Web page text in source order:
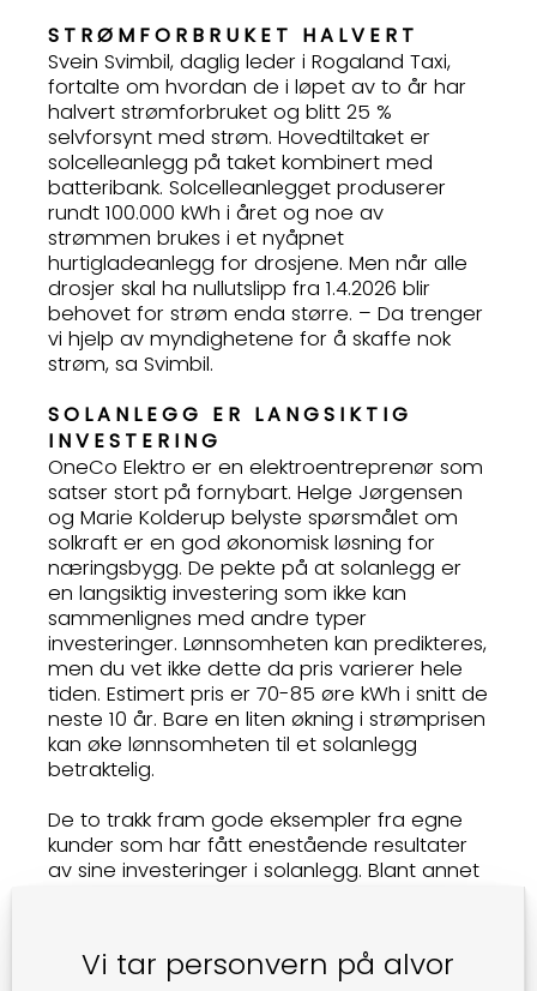
STRØMFORBRUKET HALVERT
Svein Svimbil, daglig leder i Rogaland Taxi,
fortalte om hvordan de i løpet av to år har
halvert strømforbruket og blitt 25 %
selvforsynt med strøm. Hovedtiltaket er
solcelleanlegg på taket kombinert med
batteribank. Solcelleanlegget produserer
rundt 100.000 kWh i året og noe av
strømmen brukes i et nyåpnet
hurtigladeanlegg for drosjene. Men når alle
drosjer skal ha nullutslipp fra 1.4.2026 blir
behovet for strøm enda større. – Da trenger
vi hjelp av myndighetene for å skaffe nok
strøm, sa Svimbil.
SOLANLEGG ER LANGSIKTIG
INVESTERING
OneCo Elektro er en elektroentreprenør som
satser stort på fornybart. Helge Jørgensen
og Marie Kolderup belyste spørsmålet om
solkraft er en god økonomisk løsning for
næringsbygg. De pekte på at solanlegg er
en langsiktig investering som ikke kan
sammenlignes med andre typer
investeringer. Lønnsomheten kan predikteres,
men du vet ikke dette da pris varierer hele
tiden. Estimert pris er 70-85 øre kWh i snitt de
neste 10 år. Bare en liten økning i strømprisen
kan øke lønnsomheten til et solanlegg
betraktelig.
De to trakk fram gode eksempler fra egne
kunder som har fått enestående resultater
av sine investeringer i solanlegg. Blant annet
på OBS Mariero har redusert forbruket fra 3
mill til 1,5 mill kWh årlig. Anlegget på Mariero
Vi tar personvern på alvor